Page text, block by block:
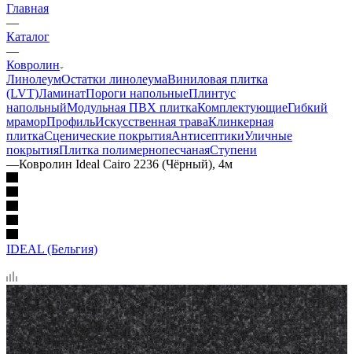
Главная
—
Каталог
—
Ковролин
ЛинолеумОстатки линолеумаВиниловая плитка
(LVT)ЛаминатПороги напольныеПлинтус
напольныйМодульная ПВХ плиткаКомплектующиеГибкий
мраморПрофильИскусственная траваКлинкерная
плиткаСценические покрытияАнтисептикиУличные
покрытияПлитка полимернопесчанаяСтупени
—Ковролин Ideal Cairo 2236 (Чёрный), 4м
IDEAL (Бельгия)